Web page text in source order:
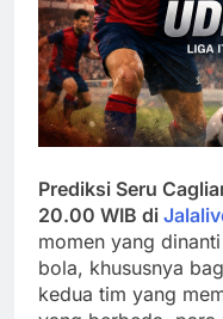
Prediksi Seru
20.00 WIB di
momen yang
bola, khususnya
kedua tim yang